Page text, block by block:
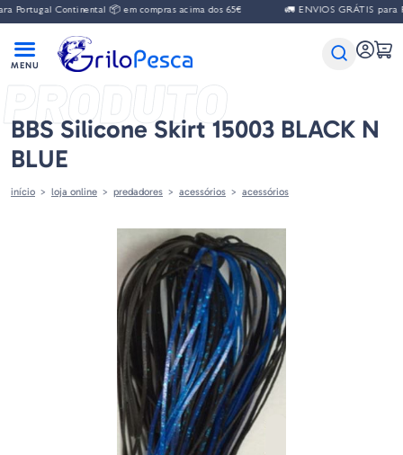
Continental 📦 em compras acima dos 65€ 🚛 ENVIOS GRÁTIS para
PRODUTO
BBS Silicone Skirt 15003 BLACK N
BLUE
início loja online predadores acessórios acessórios